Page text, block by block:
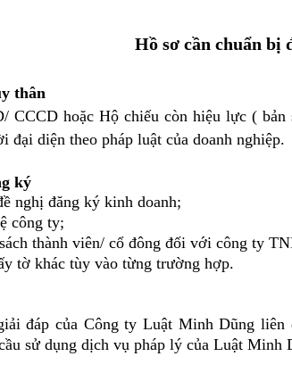
Hồ sơ cần chuẩn bị
thân
hoặc Hộ chiếu còn hiệu lực ( bản
đại diện theo pháp luật của doanh nghiệp.
ký
đăng ký kinh doanh;
ty;
thành viên/ cổ đông đối với công ty
khác tùy vào từng trường hợp.
đáp của Công ty Luật Minh Dũng liên
sử dụng dịch vụ pháp lý của Luật